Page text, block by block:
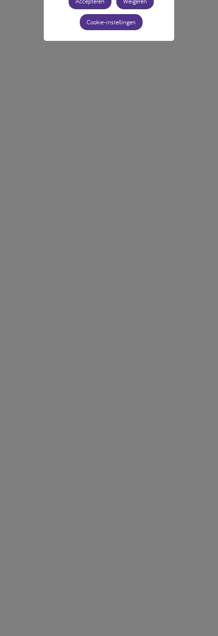
Cookie-instellingen